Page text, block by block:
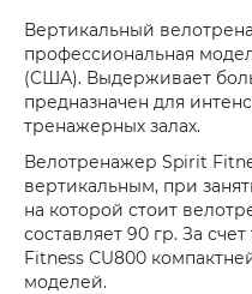
Вертикальный
профессиональная
(CША). Выдерживает
предназначен для
тренажерных залах.
Велотренажер Spirit
вертикальным, при
на которой стоит
составляет 90 гр. За
Fitness CU800
моделей.